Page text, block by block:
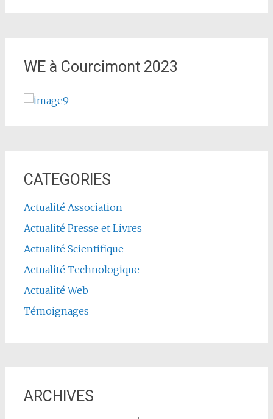
WE à Courcimont 2023
CATEGORIES
Actualité Association
Actualité Presse et Livres
Actualité Scientifique
Actualité Technologique
Actualité Web
Témoignages
ARCHIVES